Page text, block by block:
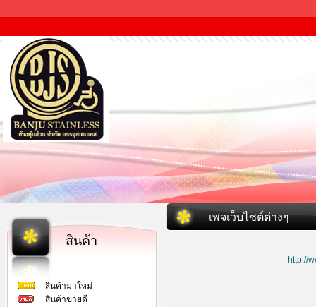
สินค้า
สินค้ามาใหม่
สินค้าขายดี
เพจเว็บไซต์ต่างๆ
http://